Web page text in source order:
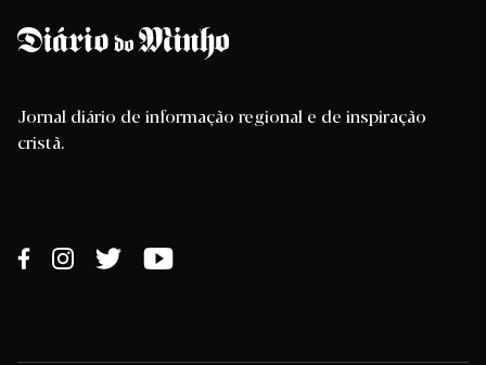
Jornal diário de informação regional e de inspiração
cristã.